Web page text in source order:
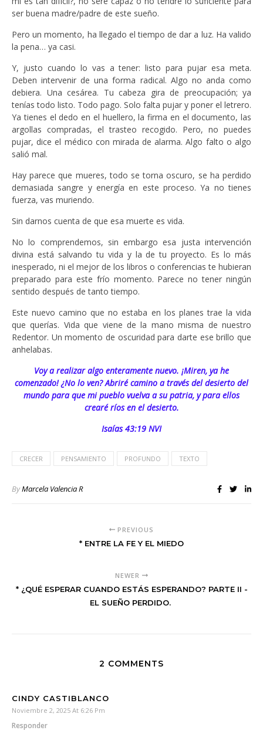
ser buena madre/padre de este sueño.
Pero un momento, ha llegado el tiempo de dar a luz. Ha valido
la pena… ya casi.
Y, justo cuando lo vas a tener: listo para pujar esa meta.
Deben intervenir de una forma radical. Algo no anda como
debiera. Una cesárea. Tu cabeza gira de preocupación; ya
tenías todo listo. Todo pago. Solo falta pujar y poner el letrero.
Ya tienes el dedo en el huellero, la firma en el documento, las
argollas compradas, el trasteo recogido. Pero, no puedes
pujar, dice el médico con mirada de alarma. Algo falto o algo
salió mal.
Hay parece que mueres, todo se torna oscuro, se ha perdido
demasiada sangre y energía en este proceso. Ya no tienes
fuerza, vas muriendo.
Sin darnos cuenta de que esa muerte es vida.
No lo comprendemos, sin embargo esa justa intervención
divina está salvando tu vida y la de tu proyecto. Es lo más
inesperado, ni el mejor de los libros o conferencias te hubieran
preparado para este frío momento. Parece no tener ningún
sentido después de tanto tiempo.
Este nuevo camino que no estaba en los planes trae la vida
que querías. Vida que viene de la mano misma de nuestro
Redentor. Un momento de oscuridad para darte ese brillo que
anhelabas.
Voy a realizar algo enteramente nuevo. ¡Miren, ya he
comenzado! ¿No lo ven? Abriré camino a través del desierto del
mundo para que mi pueblo vuelva a su patria, y para ellos
crearé ríos en el desierto.
Isaías 43:19 NVI
CRECER PENSAMIENTO PROFUNDO TEXTO
ByMarcela Valencia R
PREVIOUS
* ENTRE LA FE Y EL MIEDO
NEWER
* ¿QUÉ ESPERAR CUANDO ESTÁS ESPERANDO? PARTE II -
EL SUEÑO PERDIDO.
2 COMMENTS
CINDY CASTIBLANCO
Noviembre 2, 2025 At 6:26 Pm
Responder